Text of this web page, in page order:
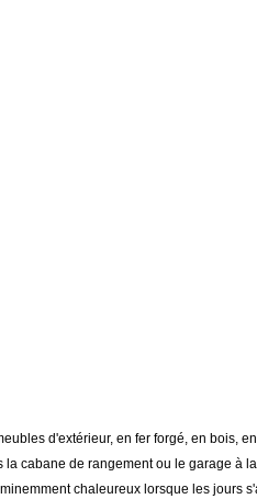
d'extérieur, en fer forgé, en bois,
cabane de rangement ou le garage à
chaleureux lorsque les jours